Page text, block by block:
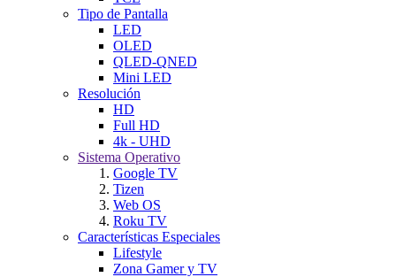
Tipo de Pantalla
LED
OLED
QLED-QNED
Mini LED
Resolución
HD
Full HD
4k - UHD
Sistema Operativo
Google TV
Tizen
Web OS
Roku TV
Características Especiales
Lifestyle
Zona Gamer y TV